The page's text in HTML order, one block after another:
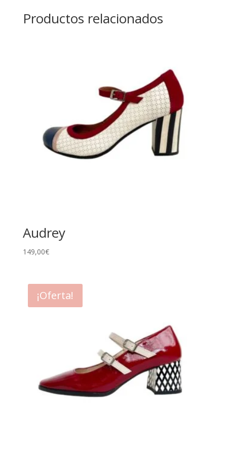
Productos relacionados
Audrey
149,00€
¡Oferta!